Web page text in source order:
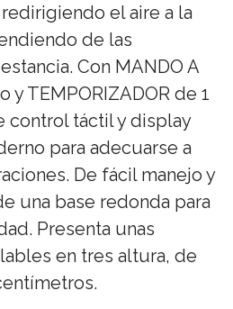
el aire a la
de las
Con MANDO A
y TEMPORIZADOR de 1
control táctil y display
para adecuarse a
De fácil manejo y
una base redonda para
Presenta unas
en tres altura, de